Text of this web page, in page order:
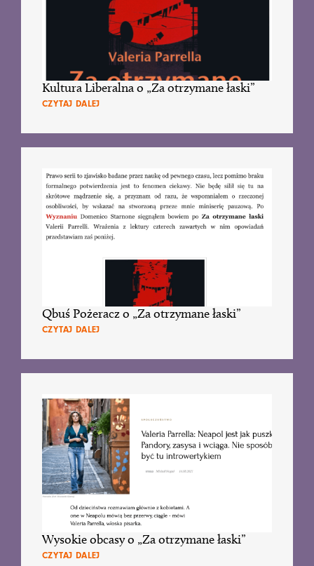
Kultura Liberalna o „Za otrzymane łaski”
CZYTAJ DALEJ
Qbuś Pożeracz o „Za otrzymane łaski”
CZYTAJ DALEJ
Wysokie obcasy o „Za otrzymane łaski”
CZYTAJ DALEJ